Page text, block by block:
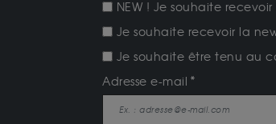
NEW ! Je souhaite
Je souhaite recevoir la
Je souhaite être tenu au
Adresse e-mail